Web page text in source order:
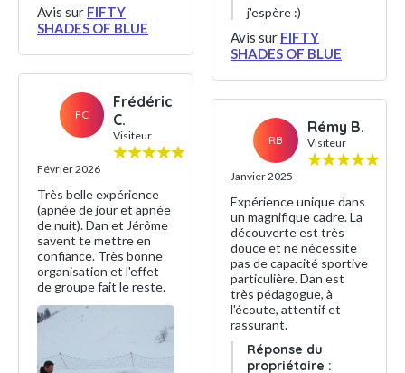
Avis sur FIFTY
SHADES OF BLUE
FC
Frédéric
C.
Visiteur
Février 2026
Très belle expérience
(apnée de jour et apnée
de nuit). Dan et Jérôme
savent te mettre en
confiance. Très bonne
organisation et l'effet
de groupe fait le reste.
j'espère :)
Avis sur FIFTY
SHADES OF BLUE
RB
Rémy B.
Visiteur
Janvier 2025
Expérience unique dans
un magnifique cadre. La
découverte est très
douce et ne nécessite
pas de capacité sportive
particulière. Dan est
très pédagogue, à
l'écoute, attentif et
rassurant.
Réponse du
propriétaire :